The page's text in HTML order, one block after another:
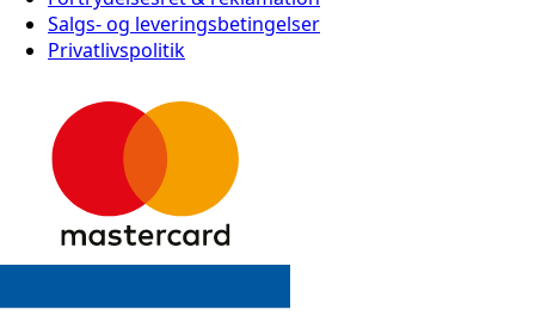
Salgs- og leveringsbetingelser
Privatlivspolitik